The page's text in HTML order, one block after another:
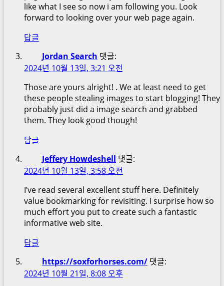
like what I see so now i am following you. Look
forward to looking over your web page again.
답글
Jordan Search 댓글:
2024년 10월 13일, 3:21 오전
Those are yours alright! . We at least need to get
these people stealing images to start blogging! They
probably just did a image search and grabbed
them. They look good though!
답글
Jeffery Howdeshell 댓글:
2024년 10월 13일, 3:58 오전
I’ve read several excellent stuff here. Definitely
value bookmarking for revisiting. I surprise how so
much effort you put to create such a fantastic
informative web site.
답글
https://soxforhorses.com/ 댓글:
2024년 10월 21일, 8:08 오후